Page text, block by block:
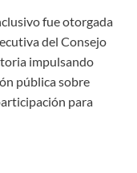
fue otorgada
del Consejo
impulsando
pública sobre
para